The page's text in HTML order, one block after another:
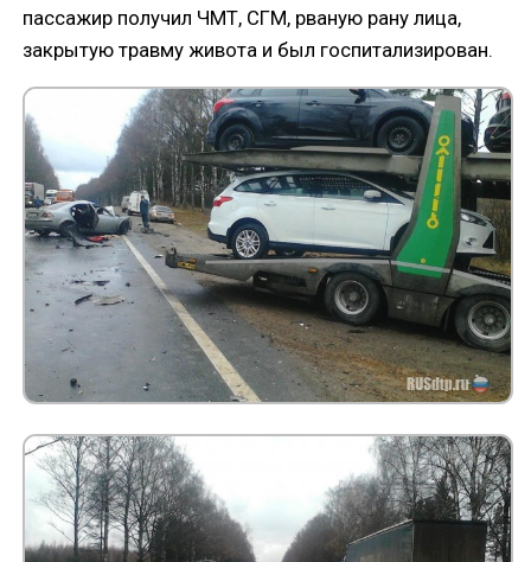
пассажир получил ЧМТ, СГМ, рваную рану лица,
закрытую травму живота и был госпитализирован.